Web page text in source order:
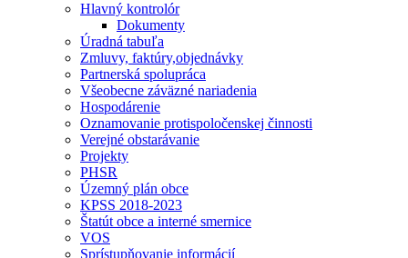
Hlavný kontrolór
Dokumenty
Úradná tabuľa
Zmluvy, faktúry,objednávky
Partnerská spolupráca
Všeobecne záväzné nariadenia
Hospodárenie
Oznamovanie protispoločenskej činnosti
Verejné obstarávanie
Projekty
PHSR
Územný plán obce
KPSS 2018-2023
Štatút obce a interné smernice
VOS
Sprístupňovanie informácií